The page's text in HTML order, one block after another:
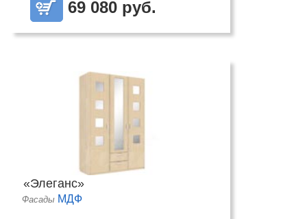
69 080 руб.
«Элеганс»
Фасады МДФ